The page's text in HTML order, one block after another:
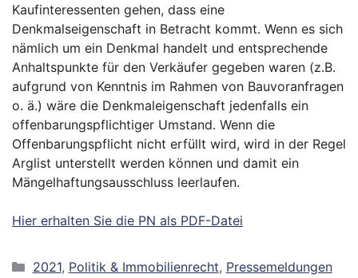
Kaufinteressenten gehen, dass eine
Denkmalseigenschaft in Betracht kommt. Wenn es sich
nämlich um ein Denkmal handelt und entsprechende
Anhaltspunkte für den Verkäufer gegeben waren (z.B.
aufgrund von Kenntnis im Rahmen von Bauvoranfragen
o. ä.) wäre die Denkmaleigenschaft jedenfalls ein
offenbarungspflichtiger Umstand. Wenn die
Offenbarungspflicht nicht erfüllt wird, wird in der Regel
Arglist unterstellt werden können und damit ein
Mängelhaftungsausschluss leerlaufen.
Hier erhalten Sie die PN als PDF-Datei
Kategorien
2021, Politik & Immobilienrecht, Pressemeldungen